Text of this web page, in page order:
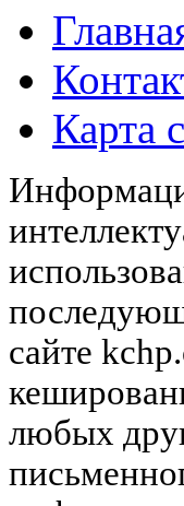
Карта
сайте
любых